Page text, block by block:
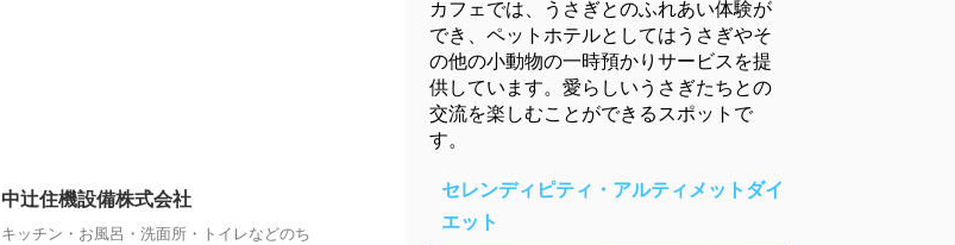
中辻住機設備株式会社
キッチン・お風呂・洗面所・トイレなどのち
カフェでは、うさぎとのふれあい体験が
でき、ペットホテルとしてはうさぎやそ
の他の小動物の一時預かりサービスを提
供しています。愛らしいうさぎたちとの
交流を楽しむことができるスポットで
す。
セレンディピティ・アルティメットダイ
エット